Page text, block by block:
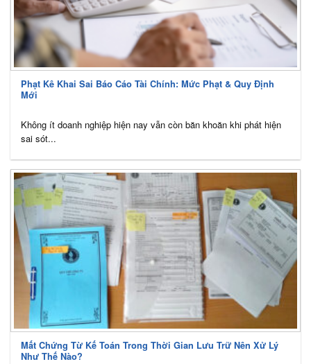
Phạt Kê Khai Sai Báo Cáo Tài Chính: Mức Phạt & Quy Định
Mới
Không ít doanh nghiệp hiện nay vẫn còn băn khoăn khi phát hiện
sai sót...
Mất Chứng Từ Kế Toán Trong Thời Gian Lưu Trữ Nên Xử Lý
Như Thế Nào?